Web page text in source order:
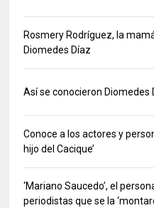
Rosmery Rodríguez, la
Diomedes Díaz
Así se conocieron Diomedes
Conoce a los actores y
hijo del Cacique’
‘Mariano Saucedo’, el
periodistas que se la